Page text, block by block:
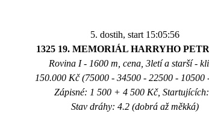
5. dostih, start 15:05:56
1325 19. MEMORIÁL HARRYHO
Rovina I - 1600 m, cena, 3letí a starší -
150.000 Kč (75000 - 34500 - 22500 - 10500
Zápisné: 1 500 + 4 500 Kč,
Stav dráhy: 4.2 (dobrá až měkká)